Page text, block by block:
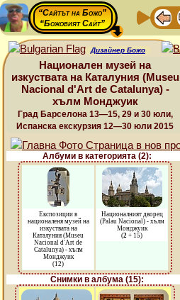
“Сайтът на Божо”
“Божовият Сайт”
Дизайнер Божо
Национален музей на
изкуствата на Каталуния (Museu
Nacional d'Art de Catalunya) -
хълм Монджуик
Град Барселона 13—15, 29 и 30 юли,
Испанска екскурзия 12—30 юли 2015
Албуми в категорията (2):
Експозиции в
националеня музей на
изкуствата на
Каталуния (Museu
Nacional d'Art de
Catalunya) - хълм
Монджуик
(12)
Националният дворец
(Palau Nacional) - хълм
Монджуик
(2 + 15)
Снимки в албума (15):